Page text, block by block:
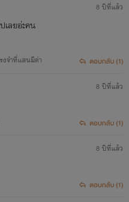
นับครั้งไม่ถ้วนตามแรงอารมณ์
ะ!"
กกล่าวขึ้นอย่างเหลืออดก่อ
น่าออกอย่างแรง
เลยอ่ะคน
งจำที่แสนมีค่า
8 ปีที่แล้ว
ตอบกลับ (1)
8 ปีที่แล้ว
ตอบกลับ (1)
8 ปีที่แล้ว
ตอบกลับ (1)